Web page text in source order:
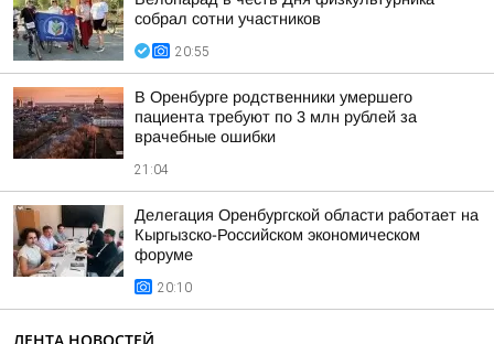
собрал сотни участников
20:55
В Оренбурге родственники умершего
пациента требуют по 3 млн рублей за
врачебные ошибки
21:04
Делегация Оренбургской области работает на
Кыргызско-Российском экономическом
форуме
20:10